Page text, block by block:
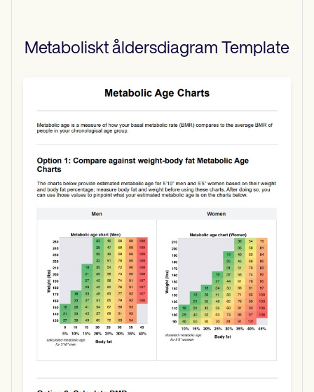
Metaboliskt åldersdiagram Template
Use Template
Download